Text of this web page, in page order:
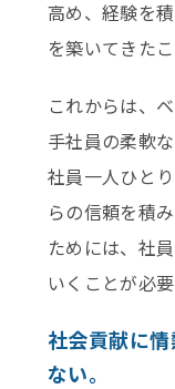
高め、経験を
を築いてきた
これからは、
手社員の柔軟
社員一人ひと
らの信頼を積
ためには、社
いくことが必
社会貢献に
ない。